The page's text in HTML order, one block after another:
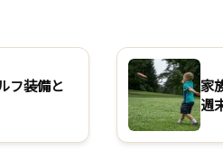
フ装備と
家
週